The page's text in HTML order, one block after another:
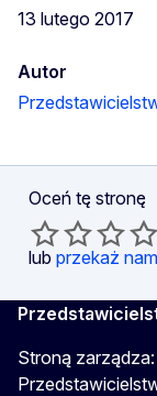
13 lutego 2017
Autor
Oceń tę stronę
lub przekaż
Stroną zarządza: